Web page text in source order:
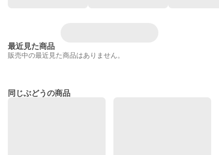
最近見た商品
販売中の最近見た商品はありません。
同じぶどうの商品